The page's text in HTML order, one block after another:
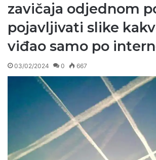
zavičaja odjednom
pojavljivati slike
viđao samo po
03/02/2024 0 667